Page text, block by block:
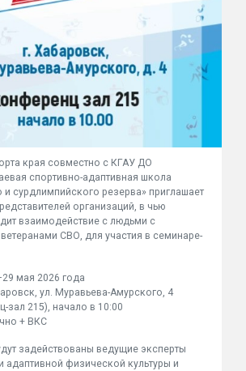
края совместно с КГАУ ДО
спортивно-адаптивная школа
и сурдлимпийского резерва» приглашает
организаций, в чью
взаимодействие с людьми с
СВО, для участия в семинаре-
мая 2026 года
ул. Муравьева-Амурского, 4
зал 215), начало в 10:00
+ ВКС
задействованы ведущие эксперты
адаптивной физической культуры и